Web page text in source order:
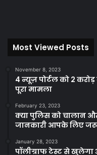
Most Viewed Posts
November 8, 2023
4 न्यूज़ पोर्टल को 2
पूरा मामला
February 23, 2023
क्या पुलिस को चालान
जानकारी आपके लिए
January 28, 2023
पॉलीग्राफ टेस्ट से खुलेगा